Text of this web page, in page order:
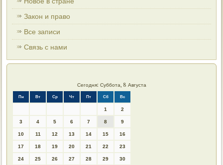
Закон и право
Все записи
Связь с нами
Сегодня: Суббота, 8 Августа
Пн Вт Ср Чт Пт Сб Вс
1 2
3 4 5 6 7 8 9
10 11 12 13 14 15 16
17 18 19 20 21 22 23
24 25 26 27 28 29 30